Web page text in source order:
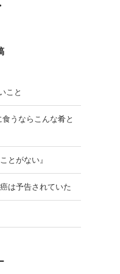
こと
うならこんな肴と
とがない』
は予告されていた